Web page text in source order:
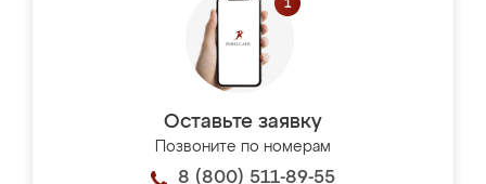
Оставьте заявку
Позвоните по номерам
8 (800) 511-89-55